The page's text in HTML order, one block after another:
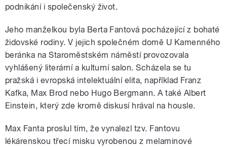
podnikání i společenský život.
Jeho manželkou byla Berta Fantová pocházející z bohaté
židovské rodiny. V jejich společném domě U Kamenného
beránka na Staroměstském náměstí provozovala
vyhlášený literární a kulturní salon. Scházela se tu
pražská i evropská intelektuální elita, například Franz
Kafka, Max Brod nebo Hugo Bergmann. A také Albert
Einstein, který zde kromě diskusí hrával na housle.
Max Fanta proslul tím, že vynalezl tzv. Fantovu
lékárenskou třecí misku vyrobenou z melaminové